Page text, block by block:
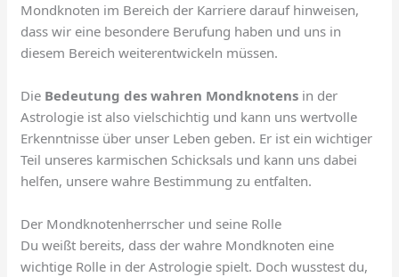
Mondknoten im Bereich der Karriere darauf hinweisen,
dass wir eine besondere Berufung haben und uns in
diesem Bereich weiterentwickeln müssen.
Die Bedeutung des wahren Mondknotens in der
Astrologie ist also vielschichtig und kann uns wertvolle
Erkenntnisse über unser Leben geben. Er ist ein wichtiger
Teil unseres karmischen Schicksals und kann uns dabei
helfen, unsere wahre Bestimmung zu entfalten.
Der Mondknotenherrscher und seine Rolle
Du weißt bereits, dass der wahre Mondknoten eine
wichtige Rolle in der Astrologie spielt. Doch wusstest du,